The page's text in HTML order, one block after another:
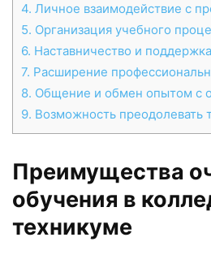
4. Личное взаимодействие с
5. Организация учебного
6. Наставничество и поддержка
7. Расширение
8. Общение и обмен опытом с
9. Возможность преодолевать
Преимущества
обучения в
техникуме